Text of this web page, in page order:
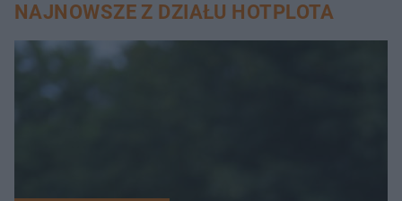
NAJNOWSZE Z DZIAŁU HOTPLOTA